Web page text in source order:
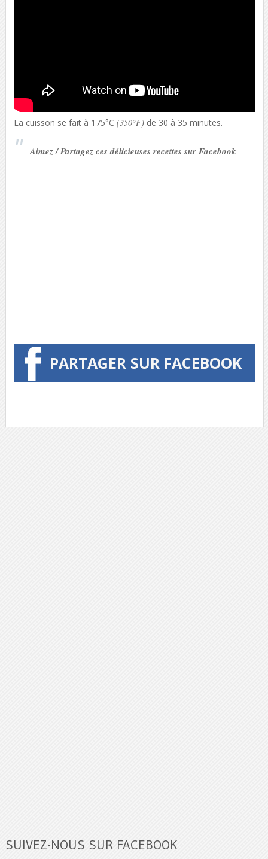
La cuisson se fait à 175°C (350°F) de 30 à 35 minutes.
Aimez / Partagez ces délicieuses recettes sur Facebook
PARTAGER SUR FACEBOOK
SUIVEZ-NOUS SUR FACEBOOK